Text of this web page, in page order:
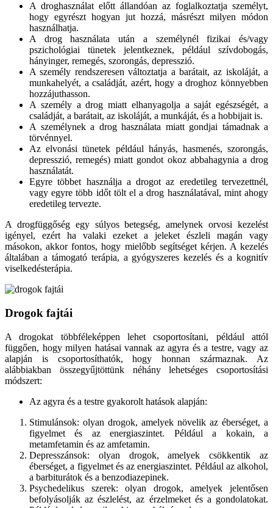
A droghasználat előtt állandóan az foglalkoztatja személyt,
hogy egyrészt hogyan jut hozzá, másrészt milyen módon
használhatja.
A drog használata után a személynél fizikai és/vagy
pszichológiai tünetek jelentkeznek, például szívdobogás,
hányinger, remegés, szorongás, depresszió.
A személy rendszeresen változtatja a barátait, az iskoláját, a
munkahelyét, a családját, azért, hogy a droghoz könnyebben
hozzájuthasson.
A személy a drog miatt elhanyagolja a saját egészségét, a
családját, a barátait, az iskoláját, a munkáját, és a hobbijait is.
A személynek a drog használata miatt gondjai támadnak a
törvénnyel.
Az elvonási tünetek például hányás, hasmenés, szorongás,
depresszió, remegés) miatt gondot okoz abbahagynia a drog
használatát.
Egyre többet használja a drogot az eredetileg tervezettnél,
vagy egyre több időt tölt el a drog használatával, mint ahogy
eredetileg tervezte.
A drogfüggőség egy súlyos betegség, amelynek orvosi kezelést
igényel, ezért ha valaki ezeket a jeleket észleli magán vagy
másokon, akkor fontos, hogy mielőbb segítséget kérjen. A kezelés
általában a támogató terápia, a gyógyszeres kezelés és a kognitív
viselkedésterápia.
Drogok fajtái
A drogokat többféleképpen lehet csoportosítani, például attól
függően, hogy milyen hatásai vannak az agyra és a testre, vagy az
alapján is csoportosíthatók, hogy honnan származnak. Az
alábbiakban összegyűjtöttünk néhány lehetséges csoportosítási
módszert:
Az agyra és a testre gyakorolt hatások alapján:
Stimulánsok: olyan drogok, amelyek növelik az éberséget, a
figyelmet és az energiaszintet. Például a kokain, a
metamfetamin és az amfetamin.
Depresszánsok: olyan drogok, amelyek csökkentik az
éberséget, a figyelmet és az energiaszintet. Például az alkohol,
a barbiturátok és a benzodiazepinek.
Psychedelikus szerek: olyan drogok, amelyek jelentősen
befolyásolják az észlelést, az érzelmeket és a gondolatokat.